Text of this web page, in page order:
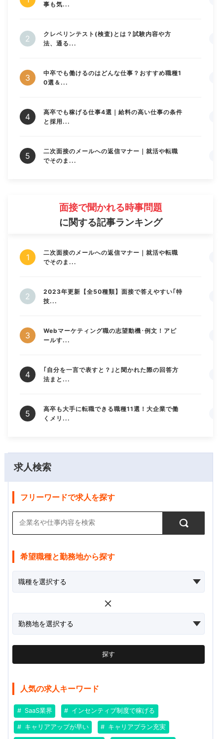
求人検索
フリーワードで求人を探す
希望職種と勤務地から探す
探す
人気の求人キーワード
SaaS業界 インセンティブ制度で稼げる
キャリアアップが早い キャリアプラン充実
事も気...
クレペリンテスト(検査)とは？試験内容や方
法、通る...
中卒でも働けるのはどんな仕事？おすすめ職種1
0選＆...
高卒でも稼げる仕事4選｜給料の高い仕事の条件
と採用...
二次面接のメールへの返信マナー｜就活や転職
でそのま...
面接で聞かれる時事問題
に関する記事ランキング
二次面接のメールへの返信マナー｜就活や転職
でそのま...
2023年更新【全50種類】面接で答えやすい｢特
技...
Webマーケティング職の志望動機･例文！アピ
ールす...
｢自分を一言で表すと？｣と聞かれた際の回答方
法まと...
高卒も大手に転職できる職種11選！大企業で働
くメリ...